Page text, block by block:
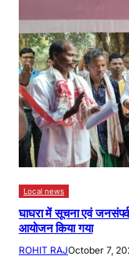
Local news
घाघरा में सूचना एवं जनसंपर्क
आयोजन किया गया
ROHIT RAJOctober 7,